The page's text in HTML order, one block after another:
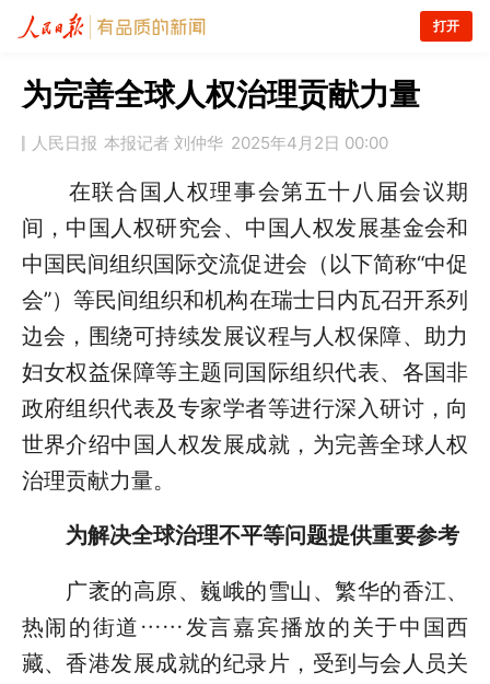
打开
为完善全球人权治理贡献力量
人民日报 本报记者 刘仲华 2025年4月2日 00:00
在联合国人权理事会第五十八届会议期
间，中国人权研究会、中国人权发展基金会和
中国民间组织国际交流促进会（以下简称“中促
会”）等民间组织和机构在瑞士日内瓦召开系列
边会，围绕可持续发展议程与人权保障、助力
妇女权益保障等主题同国际组织代表、各国非
政府组织代表及专家学者等进行深入研讨，向
世界介绍中国人权发展成就，为完善全球人权
治理贡献力量。
为解决全球治理不平等问题提供重要参考
广袤的高原、巍峨的雪山、繁华的香江、
热闹的街道……发言嘉宾播放的关于中国西
藏、香港发展成就的纪录片，受到与会人员关